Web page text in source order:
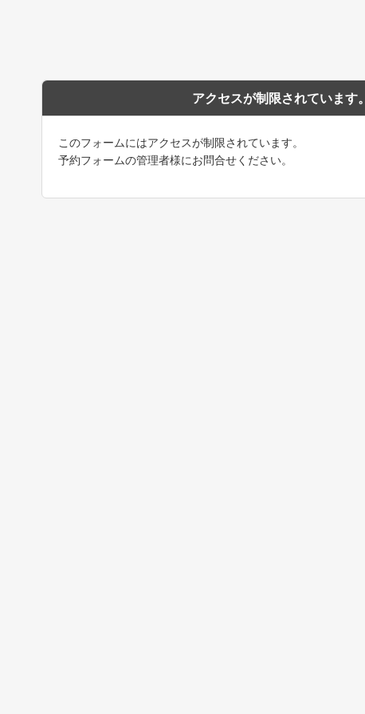
アクセスが制限されています。
このフォームにはアクセスが制限されています。
予約フォームの管理者様にお問合せください。